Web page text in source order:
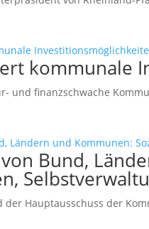
kommunale
und finanzschwache
Bund,
Hauptausschuss der